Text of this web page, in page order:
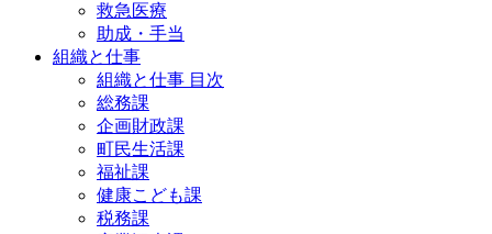
救急医療
助成・手当
組織と仕事
組織と仕事 目次
総務課
企画財政課
町民生活課
福祉課
健康こども課
税務課